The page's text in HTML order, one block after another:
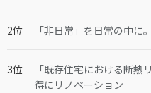
「非日常」を日常の中
「既存住宅における断
得にリノベーション